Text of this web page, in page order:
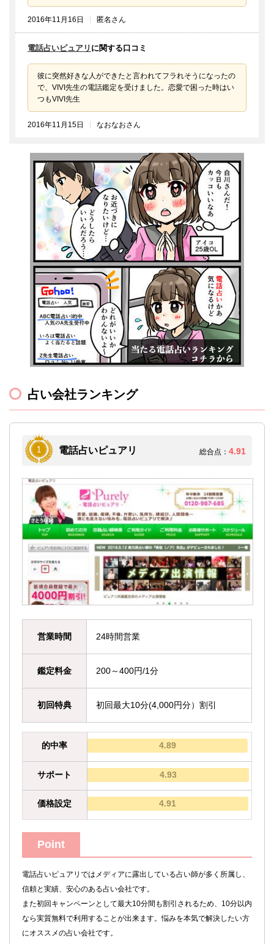
2016年11月16日 匿名さん
電話占いピュアリ に関する口コミ
彼に突然好きな人ができたと言われてフラれそうになったの
で、VIVI先生の電話鑑定を受けました。恋愛で困った時はい
つもVIVI先生
2016年11月15日 なおなおさん
占い会社ランキング
電話占いピュアリ 総合点： 4.91
営業時間 24時間営業
鑑定料金 200～400円/1分
初回特典 初回最大10分(4,000円分）割引
的中率 4.89
サポート 4.93
価格設定 4.91
Point
電話占いピュアリではメディアに露出している占い師が多く所属し、
信頼と実績、安心のある占い会社です。
また初回キャンペーンとして最大10分間も割引されるため、10分以内
なら実質無料で利用することが出来ます。悩みを本気で解決したい方
にオススメの占い会社です。